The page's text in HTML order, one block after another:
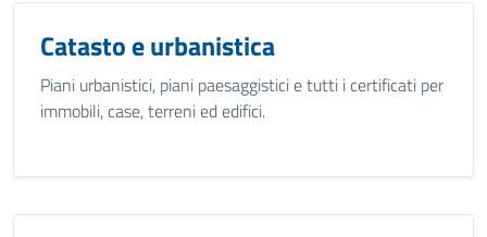
Catasto e urbanistica
Piani urbanistici, piani paesaggistici e tutti i certificati per
immobili, case, terreni ed edifici.